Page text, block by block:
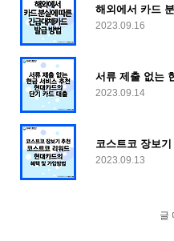
해외에서 카드
2023.09.16
2023.09.14
2023.09.13
글